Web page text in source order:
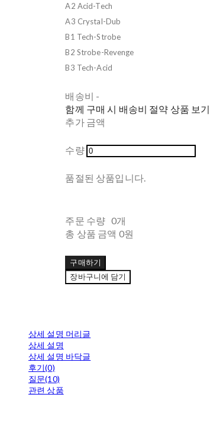
A2 Acid-Tech
A3 Crystal-Dub
B1 Tech-Strobe
B2 Strobe-Revenge
B3 Tech-Acid
배송비 -
함께 구매 시 배송비 절약 상품 보기
추가 금액
수량
품절된 상품입니다.
주문 수량 0개
총 상품 금액 0원
구매하기
장바구니에 담기
상세 설명 머리글
상세 설명
상세 설명 바닥글
후기(0)
질문(10)
관련 상품